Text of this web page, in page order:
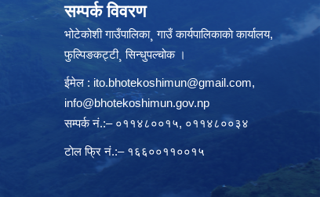
सम्पर्क विवरण
भोटेकोशी गाउँपालिका¸ गाउँ कार्यपालिकाकाे कार्यालय,
फुल्पिङकट्टी¸ सिन्धुपल्चोक ।
ईमेल : ito.bhotekoshimun@gmail.com,
info@bhotekoshimun.gov.np
सम्पर्क नं.:– ०११४८००१५, ०११४८००३४
टाेल फ्रि नं.:– १६६००११००१५